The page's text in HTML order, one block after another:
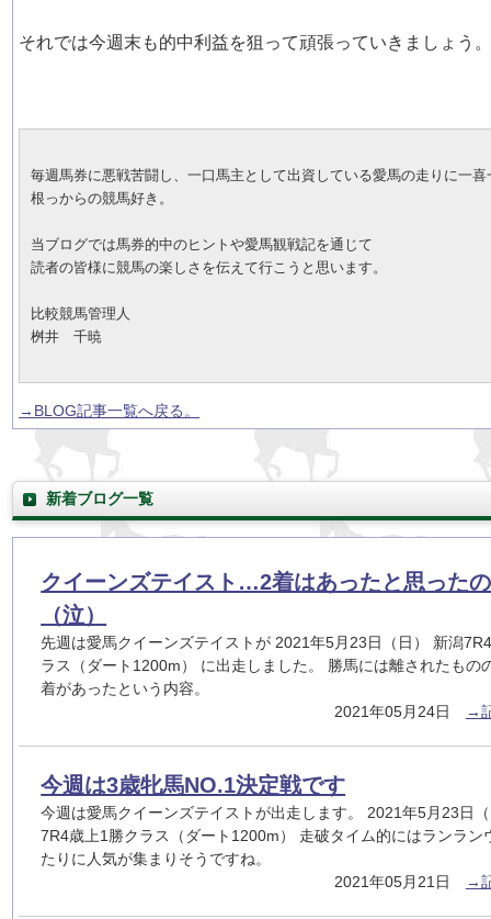
それでは今週末も的中利益を狙って頑張っていきましょう
毎週馬券に悪戦苦闘し、一口馬主として出資している愛馬の走りに一
根っからの競馬好き。
当ブログでは馬券的中のヒントや愛馬観戦記を通じて
読者の皆様に競馬の楽しさを伝えて行こうと思います。
比較競馬管理人
桝井 千暁
→BLOG記事一覧へ戻る。
新着ブログ一覧
クイーンズテイスト…2着はあったと思った
（泣）
先週は愛馬クイーンズテイストが 2021年5月23日（日） 新潟
ラス（ダート1200m） に出走しました。 勝馬には離されたもの
着があったという内容。
2021年05月24日
→
今週は3歳牝馬NO.1決定戦です
今週は愛馬クイーンズテイストが出走します。 2021年5月23日
7R4歳上1勝クラス（ダート1200m） 走破タイム的にはランラン
たりに人気が集まりそうですね。
2021年05月21日
→